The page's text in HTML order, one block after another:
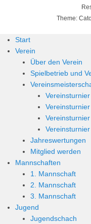
Theme:
Start
Verein
Über den Verein
Spielbetrieb und
Jahreswertungen
Mitglied werden
Mannschaften
1. Mannschaft
2. Mannschaft
3. Mannschaft
Jugend
Jugendschach